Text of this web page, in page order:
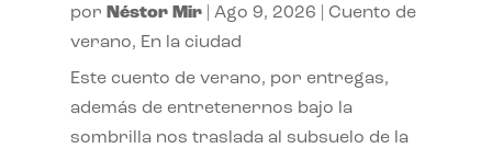
por Néstor Mir| Ago 9, 2026
Cuento de
verano, En la ciudad
Este cuento de verano, por entregas,
además de entretenernos bajo la
sombrilla nos traslada al subsuelo de la